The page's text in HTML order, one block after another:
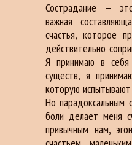
Сострадание —
важная
счастья, которое
действительно
Я принимаю в себя
существ, я
которую
Но парадоксальным
боли делает меня
привычным нам,